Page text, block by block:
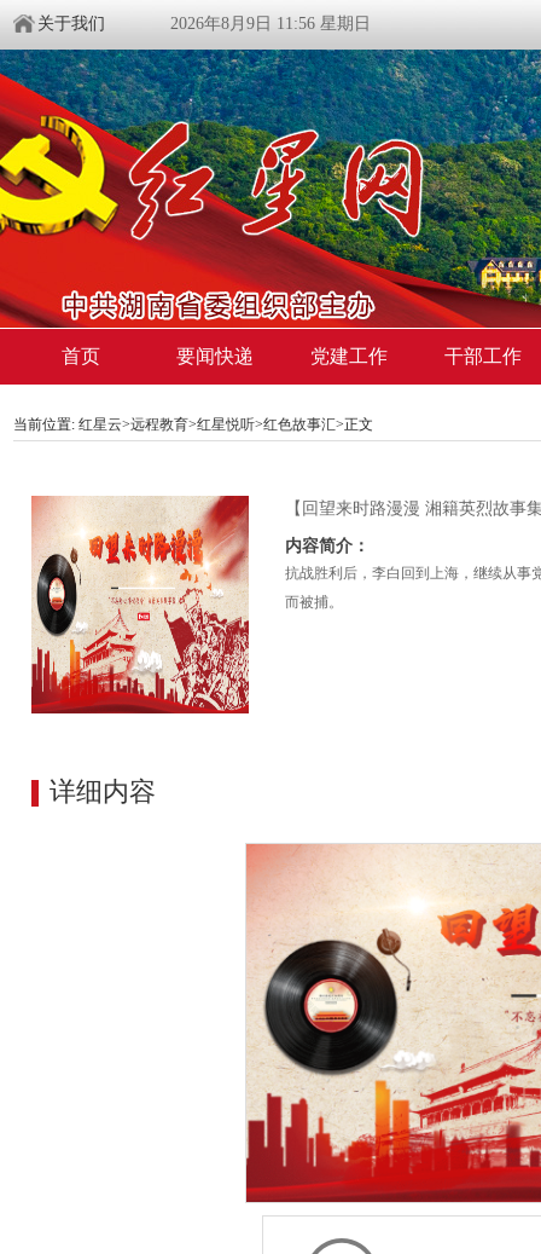
关于我们 2026年8月9日 11:56 星期日
首页 要闻快递 党建工作 干部工作
当前位置: 红星云>远程教育>红星悦听>红色故事汇>正文
【回望来时路漫漫 湘籍英烈故事
内容简介：
抗战胜利后，李白回到上海，继续从事
而被捕。
详细内容